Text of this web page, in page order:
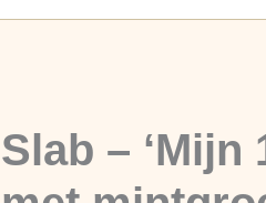
Slab – ‘Mijn
'Mijn
1e
pasen"Grijs